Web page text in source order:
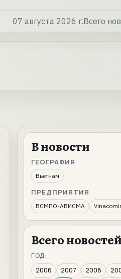
07 августа 2026 г.Всего
В новости
ГЕОГРАФИЯ
Вьетнам
ПРЕДПРИЯТИЯ
ВСМПО-АВИСМА
Всего новостей
ГОД:
2006
2007 2008